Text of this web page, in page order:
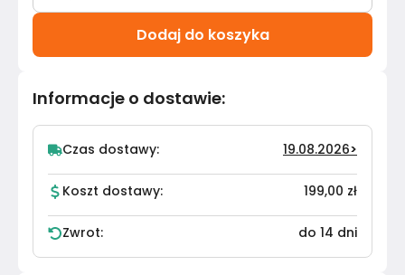
Dodaj do koszyka
Informacje o dostawie:
Czas dostawy: 19.08.2026>
Koszt dostawy: 199,00 zł
Zwrot: do 14 dni